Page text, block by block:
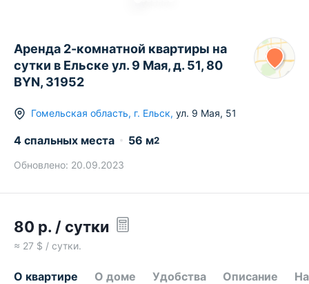
Аренда 2-комнатной квартиры на
сутки в Ельске ул. 9 Мая, д. 51, 80
BYN, 31952
Гомельская область, г. Ельск, ул. 9 Мая, 51
4 спальных места 56 м2
Обновлено: 20.09.2023
80 р. / сутки
≈ 27 $ / сутки.
О квартире О доме Удобства Описание